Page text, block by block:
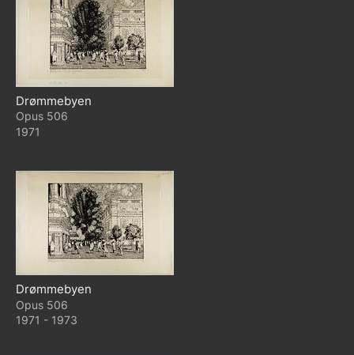
Drømmebyen
506
1971
Drømmebyen
506
1971 - 1973